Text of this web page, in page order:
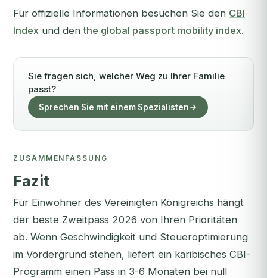
Für offizielle Informationen besuchen Sie den CBI
Index und denthe global passport mobility index.
Sie fragen sich, welcher Weg zu Ihrer Familie
passt?
Sprechen Sie mit einem Spezialisten
ZUSAMMENFASSUNG
Fazit
Für Einwohner des Vereinigten Königreichs hängt
der beste Zweitpass 2026 von Ihren Prioritäten
ab. Wenn Geschwindigkeit und Steueroptimierung
im Vordergrund stehen, liefert ein karibisches CBI-
Programm einen Pass in 3-6 Monaten bei null